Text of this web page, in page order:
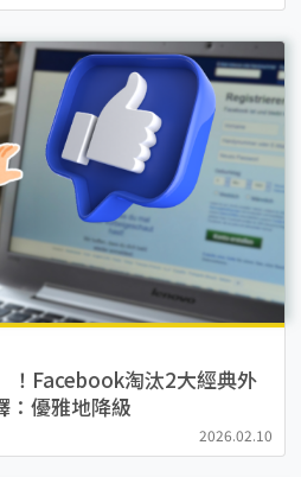
！Facebook淘汰2大經典外
優雅地降級
2026.02.10